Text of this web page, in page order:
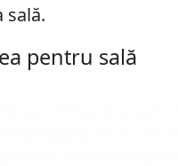
sală.
pentru sală